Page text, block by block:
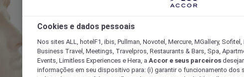
Cookies e dados pessoais
Nos sites ALL, hotelF1, ibis, Pullman, Novotel, Mercure, MGallery,
Business Travel, Meetings, Travelpros, Restaurants & Bars, Spa,
Events, Limitless Experiences e Hera, a Accor e seus parceiros
informações em seu dispositivo para: (i) garantir o funcionamento dos